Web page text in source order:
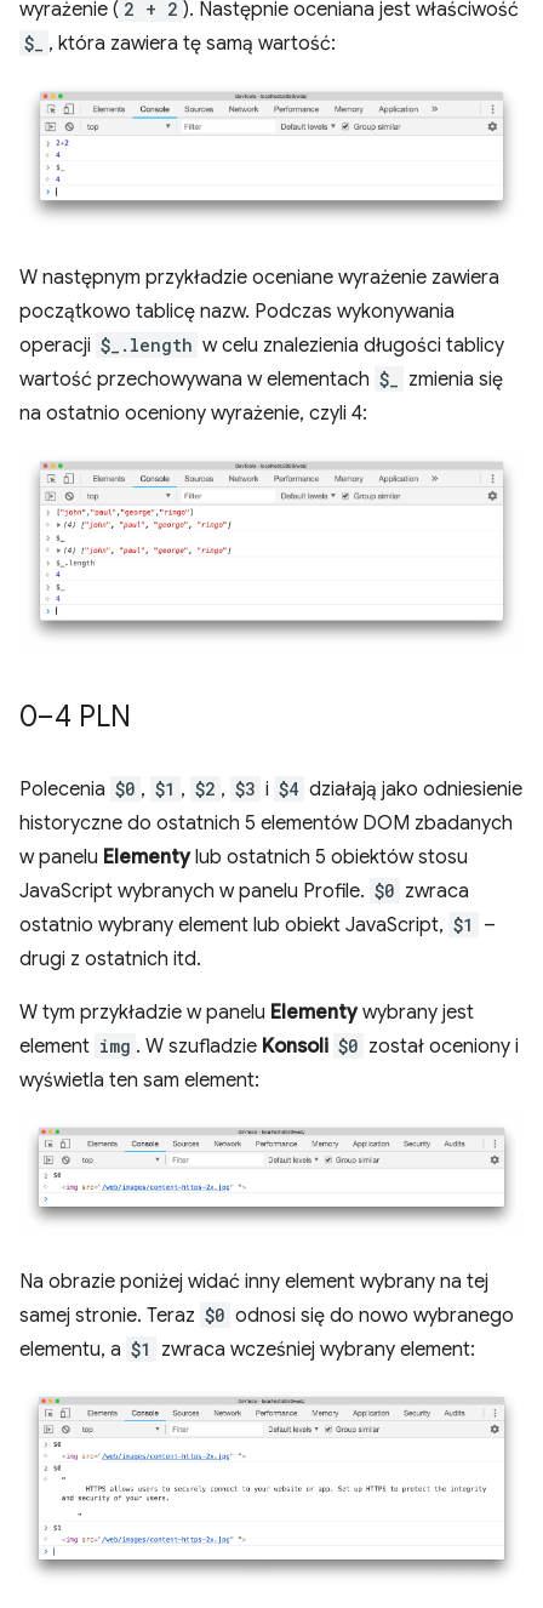
wyrażenie ( 2 + 2 ). Następnie oceniana jest właściwość
$_ , która zawiera tę samą wartość:
W następnym przykładzie oceniane wyrażenie zawiera
początkowo tablicę nazw. Podczas wykonywania
operacji $_.length w celu znalezienia długości tablicy
wartość przechowywana w elementach $_
zmienia się
na ostatnio oceniony wyrażenie, czyli 4:
0–4 PLN
Polecenia $0 , $1 , $2 , $3 i $4 działają jako odniesienie
historyczne do ostatnich 5 elementów DOM zbadanych
w panelu Elementylub ostatnich 5 obiektów stosu
JavaScript wybranych w panelu Profile. $0 zwraca
ostatnio wybrany element lub obiekt JavaScript, $1
–
drugi z ostatnich itd.
W tym przykładzie w panelu Elementywybrany jest
element img . W szufladzie Konsoli $0 został oceniony i
wyświetla ten sam element:
Na obrazie poniżej widać inny element wybrany na tej
samej stronie. Teraz $0 odnosi się do nowo wybranego
elementu, a $1 zwraca wcześniej wybrany element: